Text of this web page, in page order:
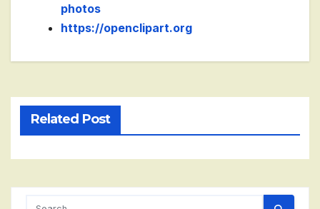
photos
https://openclipart.org
Related Post